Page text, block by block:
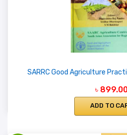
SARRC Good Agriculture
৳
ADD TO